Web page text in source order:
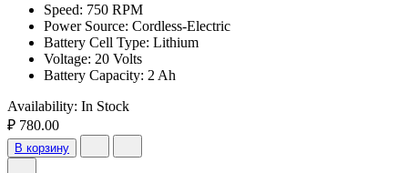
Speed: 750 RPM
Power Source: Cordless-Electric
Battery Cell Type: Lithium
Voltage: 20 Volts
Battery Capacity: 2 Ah
Availability: In Stock
₽ 780.00
В корзину